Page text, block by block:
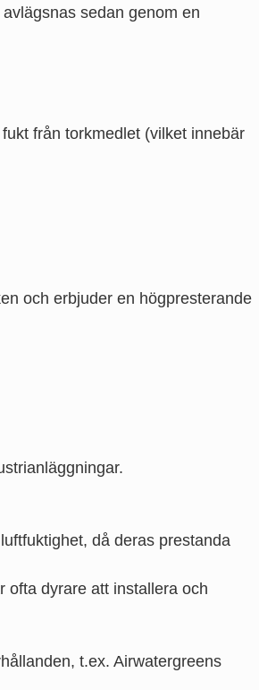
sedan genom en
från torkmedlet (vilket innebär
och erbjuder en högpresterande
då deras prestanda
ofta dyrare att installera och
t.ex. Airwatergreens